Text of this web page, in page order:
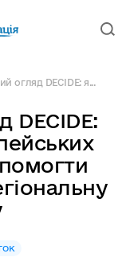
огляд DECIDE: я...
DECIDE: